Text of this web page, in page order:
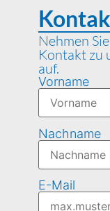
Nehmen Sie
Kontakt zu
auf.
Vorname
Nachname
E-Mail